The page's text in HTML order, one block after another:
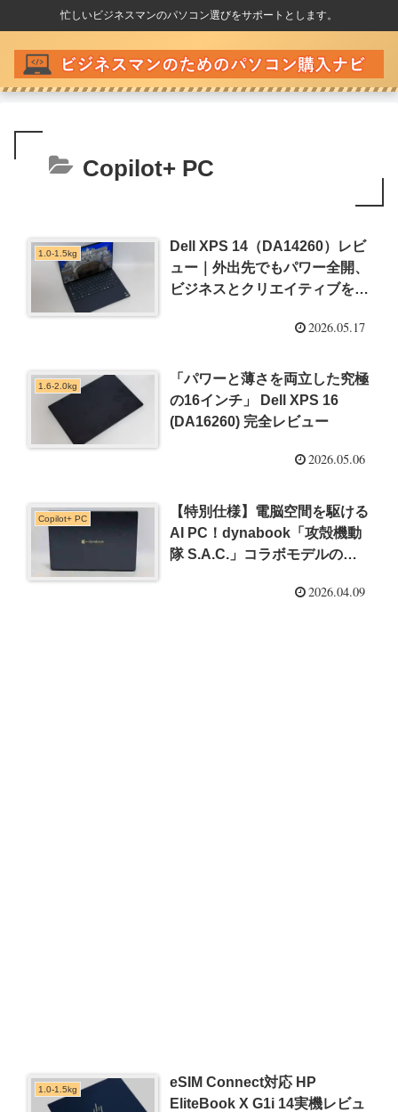
忙しいビジネスマンのパソコン選びをサポートとします。
Copilot+ PC
1.0-1.5kg
Dell XPS 14（DA14260）レビ
ュー｜外出先でもパワー全開、
ビジネスとクリエイティブを一
2026.05.17
1.6-2.0kg
「パワーと薄さを両立した究極
の16インチ」 Dell XPS 16
(DA16260) 完全レビュー
2026.05.06
Copilot+ PC
【特別仕様】電脳空間を駆ける
AI PC！dynabook「攻殻機動
隊 S.A.C.」コラボモデルのご
2026.04.09
1.0-1.5kg
eSIM Connect対応 HP
EliteBook X G1i 14実機レビュ